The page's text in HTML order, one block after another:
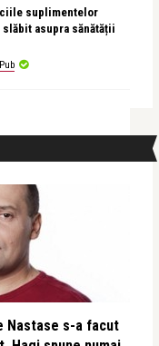
suplimentelor
slăbit asupra sănătății
Nastase s-a facut